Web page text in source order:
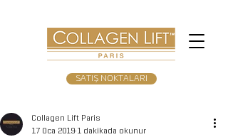
SATIŞ NOKTALARI
Collagen Lift Paris
17 Oca 2019 1 dakikada okunur